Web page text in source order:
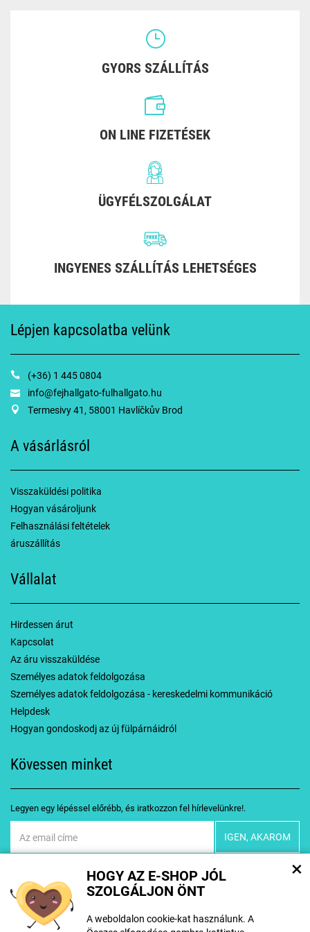
HOGY AZ E-SHOP JÓL
SZOLGÁLJON ÖNT
A weboldalon cookie-kat használunk. A
×
GYORS SZÁLLÍTÁS
ON LINE FIZETÉSEK
ÜGYFÉLSZOLGÁLAT
INGYENES SZÁLLÍTÁS LEHETSÉGES
Lépjen kapcsolatba velünk
(+36) 1 445 0804
info@fejhallgato-fulhallgato.hu
Termesivy 41, 58001 Havlíčkův Brod
A vásárlásról
Visszaküldési politika
Hogyan vásároljunk
Felhasználási feltételek
áruszállítás
Vállalat
Hirdessen árut
Kapcsolat
Az áru visszaküldése
Személyes adatok feldolgozása
Személyes adatok feldolgozása - kereskedelmi kommunikáció
Helpdesk
Hogyan gondoskodj az új fülpárnáidról
Kövessen minket
Legyen egy lépéssel előrébb, és iratkozzon fel hírlevelünkre!.